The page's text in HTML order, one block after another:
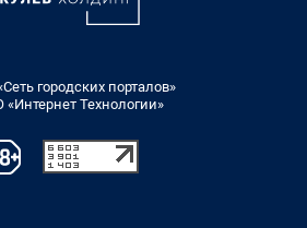
городских порталов»
Технологии»